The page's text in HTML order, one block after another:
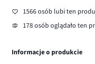
1566 osób lubi ten
178 osób oglądało ten
Informacje o produkcie